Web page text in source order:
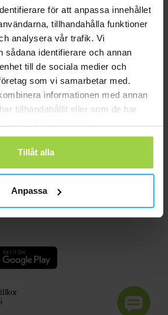
för att anpassa innehållet
tillhandahålla funktioner
analysera vår trafik. Vi
sådana identifierare och annan
till de sociala medier och
som vi samarbetar med.
informationen med annan
tillhandahållit eller som de har
Tillåt alla
Anpassa
Alzheimers sjukdom
äldre utan abonnemang
av AI-system i informations- och rådgivningssyfte, förutsatt